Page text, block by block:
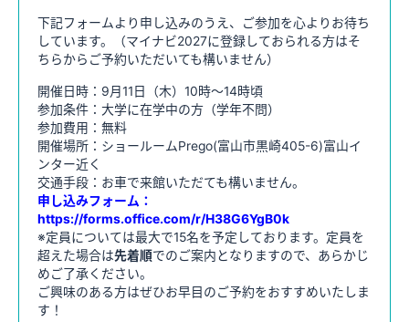
下記フォームより申し込みのうえ、ご参加を心よりお待ち
しています。（マイナビ2027に登録しておられる方はそ
ちらからご予約いただいても構いません）
開催日時：9月11日（木）10時～14時頃
参加条件：大学に在学中の方（学年不問）
参加費用：無料
開催場所：ショールームPrego(富山市黒崎405-6)富山イ
ンター近く
交通手段：お車で来館いただても構いません。
申し込みフォーム：
https://forms.office.com/r/H38G6YgB0k
※定員については最大で15名を予定しております。定員を
超えた場合は先着順でのご案内となりますので、あらかじ
めご了承ください。
ご興味のある方はぜひお早目のご予約をおすすめいたしま
す！